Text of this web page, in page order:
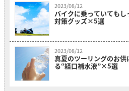
2023/08/12
バイクに乗っていても
対策グッズ×5選
2023/08/12
真夏のツーリングのお
る“経口補水液”×5選